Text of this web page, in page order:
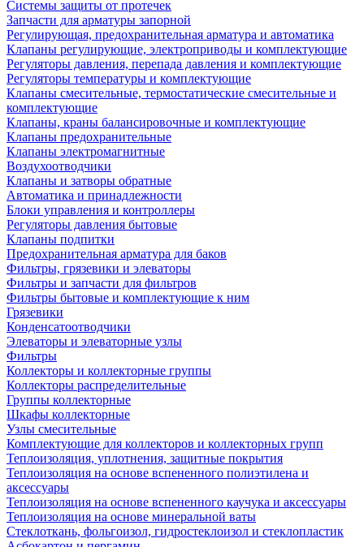
Системы защиты от протечек
Запчасти для арматуры запорной
Регулирующая, предохранительная арматура и автоматика
Клапаны регулирующие, электроприводы и комплектующие
Регуляторы давления, перепада давления и комплектующие
Регуляторы температуры и комплектующие
Клапаны смесительные, термостатические смесительные и
комплектующие
Клапаны, краны балансировочные и комплектующие
Клапаны предохранительные
Клапаны электромагнитные
Воздухоотводчики
Клапаны и затворы обратные
Автоматика и принадлежности
Блоки управления и контроллеры
Регуляторы давления бытовые
Клапаны подпитки
Предохранительная арматура для баков
Фильтры, грязевики и элеваторы
Фильтры и запчасти для фильтров
Фильтры бытовые и комплектующие к ним
Грязевики
Конденсатоотводчики
Элеваторы и элеваторные узлы
Фильтры
Коллекторы и коллекторные группы
Коллекторы распределительные
Группы коллекторные
Шкафы коллекторные
Узлы смесительные
Комплектующие для коллекторов и коллекторных групп
Теплоизоляция, уплотнения, защитные покрытия
Теплоизоляция на основе вспененного полиэтилена и
аксессуары
Теплоизоляция на основе вспененного каучука и аксессуары
Теплоизоляция на основе минеральной ваты
Стеклоткань, фольгоизол, гидростеклоизол и стеклопластик